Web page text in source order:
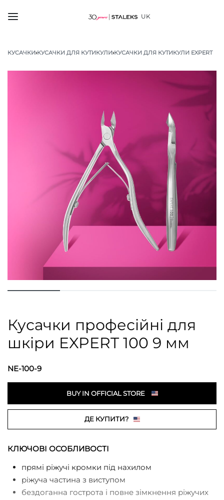
UK
КУСАЧКИ›КУСАЧКИ ДЛЯ КУТИКУЛИ›КУСАЧКИ ДЛЯ КУТИКУЛИ EXPERT
Кусачки професійні для
шкіри EXPERT 100 9 мм
NE-100-9
BUY IN OFFICIAL STORE
ДЕ КУПИТИ?
КЛЮЧОВІ ОСОБЛИВОСТІ
прямі ріжучі кромки під нахилом
ріжуча частина з виступом
бездоганна гострота і повне зімкнення ріжучих